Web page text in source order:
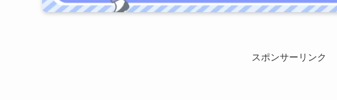
スポンサーリンク